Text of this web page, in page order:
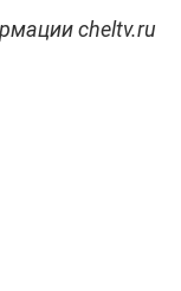
cheltv.ru